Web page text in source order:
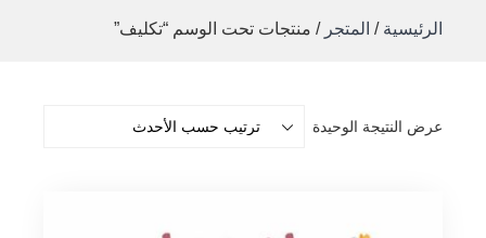
الرئيسية / المتجر / منتجات تحت الوسم “تكليف”
عرض النتيجة الوحيدة